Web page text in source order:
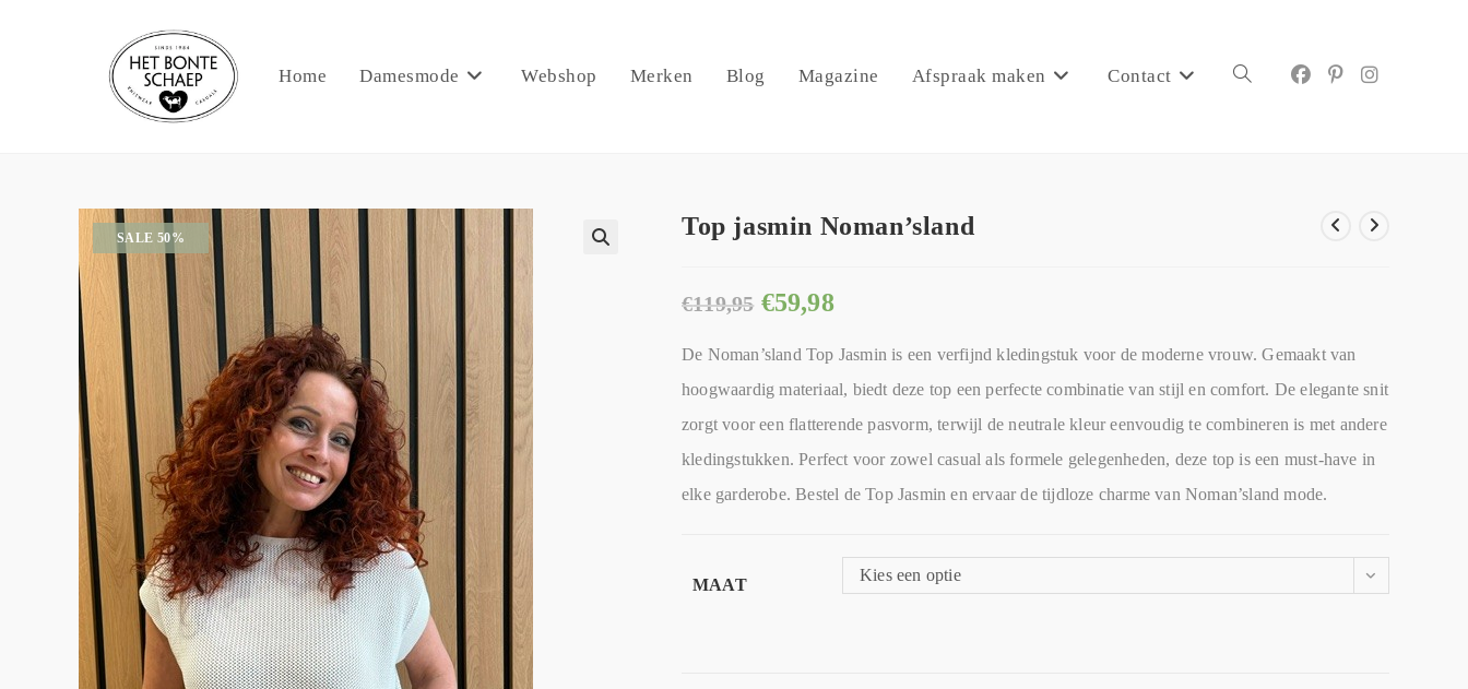
Home Damesmode Webshop Merken Blog Magazine Afspraak maken Contact
SALE 50% Top jasmin Noman’sland
€119,95 €59,98
De Noman’sland Top Jasmin is een verfijnd kledingstuk voor de moderne vrouw. Gemaakt van
hoogwaardig materiaal, biedt deze top een perfecte combinatie van stijl en comfort. De elegante snit
zorgt voor een flatterende pasvorm, terwijl de neutrale kleur eenvoudig te combineren is met andere
kledingstukken. Perfect voor zowel casual als formele gelegenheden, deze top is een must-have in
elke garderobe. Bestel de Top Jasmin en ervaar de tijdloze charme van Noman’sland mode.
MAAT
Kies een optie